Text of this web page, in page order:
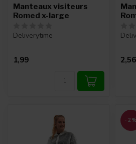
Manteaux visiteurs
Romed x-large
Deliverytime
1,99 2,56
-2%